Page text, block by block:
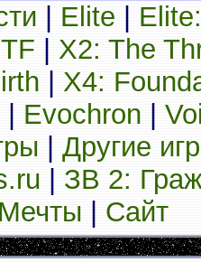
Elite
X2: The
X4:
Evochron
Другие
ЗВ 2:
Сайт